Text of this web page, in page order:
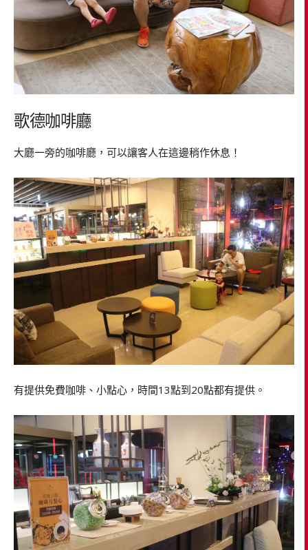
歌德咖啡廳
大廳一旁的咖啡廳，可以讓客人在這邊稍作休息！
有提供免費咖啡、小點心，時間13點到20點都有提供。